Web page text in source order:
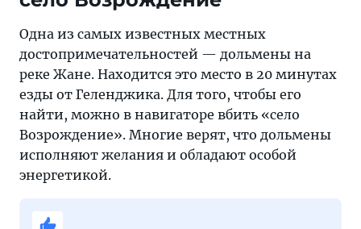
Одна из самых известных местных
достопримечательностей — дольмены на
реке Жане. Находится это место в 20 минутах
езды от Геленджика. Для того, чтобы его
найти, можно в навигаторе вбить «село
Возрождение». Многие верят, что дольмены
исполняют желания и обладают особой
энергетикой.